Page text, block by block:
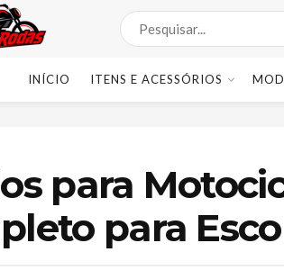
INÍCIO ITENS E ACESSÓRIOS
para
para